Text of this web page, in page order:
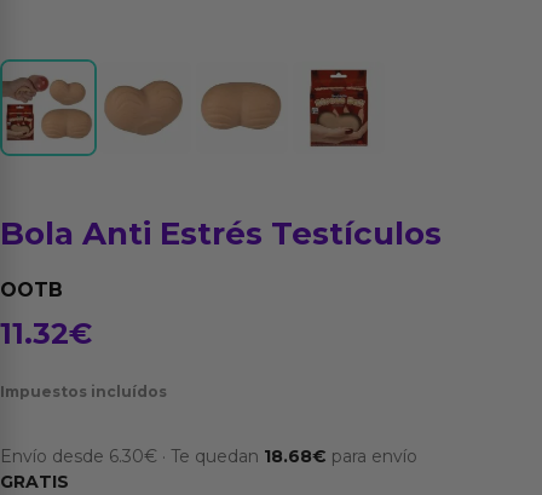
Bola Anti Estrés Testículos
OOTB
11.32€
Impuestos incluídos
Envío desde 6.30€ · Te quedan 18.68€ para envío
GRATIS